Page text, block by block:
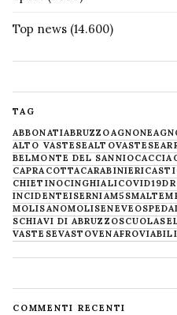
Top news (14.600)
TAG
ABBONATIABRUZZOAGNONE
ALTO VASTESEALTOVASTESE
BELMONTE DEL SANNIOCACCIA
CAPRACOTTACARABINIERI
CHIETINOCINGHIALICOVID19
INCIDENTEISERNIAM5S
MOLISANOMOLISENEVE
SCHIAVI DI ABRUZZOSCUOLA
VASTESEVASTOVENAFRO
COMMENTI RECENTI